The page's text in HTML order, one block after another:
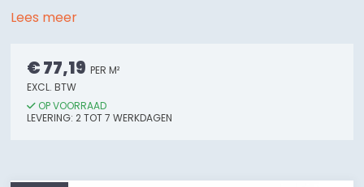
Lees meer
€ 77,19 PER M²
EXCL. BTW
OP VOORRAAD
LEVERING: 2TOT 7 WERKDAGEN